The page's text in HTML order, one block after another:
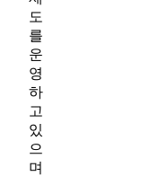
도
를
운
영
하
고
있
으
며